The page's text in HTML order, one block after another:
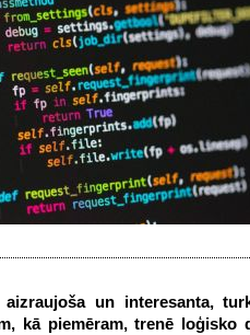
un interesanta,
kā piemēram, trenē loģisko